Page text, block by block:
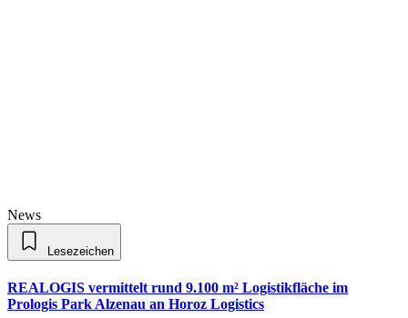
News
Lesezeichen
REALOGIS vermittelt rund 9.100 m² Logistikfläche im
Prologis Park Alzenau an Horoz Logistics